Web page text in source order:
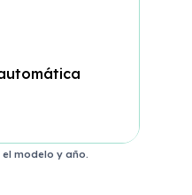
modelo y año.